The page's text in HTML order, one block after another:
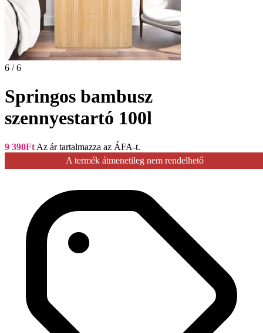
6 / 6
Springos bambusz
szennyestartó 100l
9 390Ft Az ár tartalmazza az ÁFA-t.
A termék átmenetileg nem rendelhető